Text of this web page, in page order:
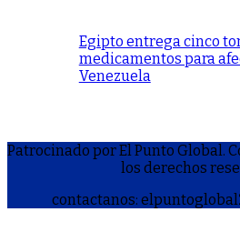
Egipto entrega cinco
medicamentos para
Venezuela
Patrocinado por El Punto Global.
los derechos
contactanos: